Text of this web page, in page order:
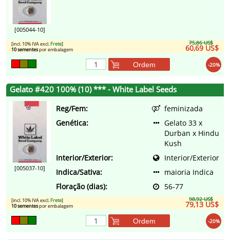
[005044-10]
75,86 US$
60,69 US$
[incl. 10% IVA excl. Frete]
10 sementespor embalagem
-20%
Ordem
Gelato #420 100% (10) *** - White Label Seeds
[005037-10]
Reg/Fem:
feminizada
Genética:
Gelato 33 x
Durban x Hindu
Kush
Interior/Exterior:
Interior/Exterior
Indica/Sativa:
maioria Indica
Floração (dias):
56-77
98,92 US$
79,13 US$
[incl. 10% IVA excl. Frete]
10 sementespor embalagem
-20%
Ordem